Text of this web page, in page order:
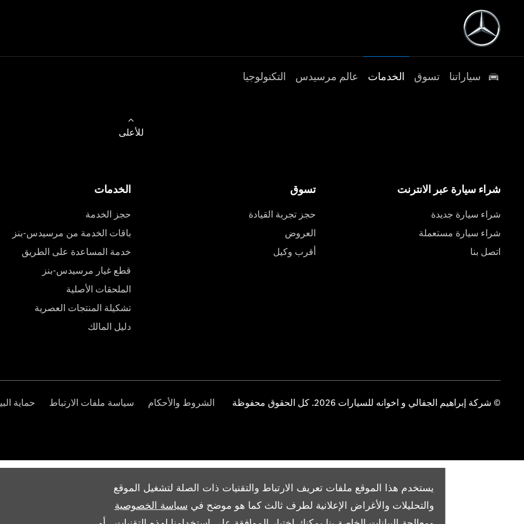
يستخدم هذا الموقع ملفات تعريف الارتباط والتقنيات ذات الصلة لتشغيل الموقع
والتحليلات والأغراض الإعلانية لطرف ثالث كما هو موضح في سياسة الخصوصية
سياراتنا تسوق الخدمات عالم مرسيدس التكنولوجيا
للأعلى
شراء سيارة عبر الانترنت
شراء سيارة جديدة
شراء سيارة مستعملة
اتصل بنا
تسوق
حجز تجربة القيادة
العروض
أقرب وكيل
الخدمات
حجز الخدمة
باقات الخدمة من مرسيدس-بنز
خدمة المساعدة على الطريق
قطع غيار مرسيدس-بنز
الملحقات الأصلية
تشكيلة المنتجات العصرية
دليل المالك
© شركة إبراهيم الجفالي و اخوانه للسيارات 2026. كل الحقوق محفوظة الشروط والأحكام سياسة ملفات الارتباط حماية